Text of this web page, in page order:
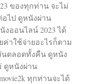
ของทุกท่าน จะไม่
ไป ดูหนังผ่าน
งออนไลน์ 2023 ได้
าใช้จ่ายอะไรก็ตาม
ตลอดทั้งคืน ดูหนัง
ดูหนังผ่าน
ทุกท่านจะได้